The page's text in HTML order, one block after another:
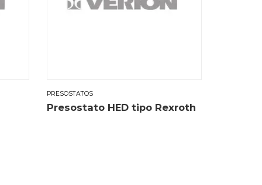
PRESOSTATOS
Presostato HED tipo Rexroth